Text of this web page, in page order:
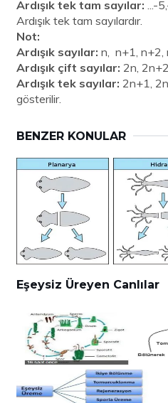
Ardışık tek tam sayılar:
...-
Ardışık tek tam sayılardır.
Not:
Ardışık sayılar: n, n+1, n+2,
Ardışık çift sayılar: 2n,
Ardışık tek sayılar: 2n+1,
gösterilir.
BENZER KONULAR
Eşeysiz Üreyen Canlılar